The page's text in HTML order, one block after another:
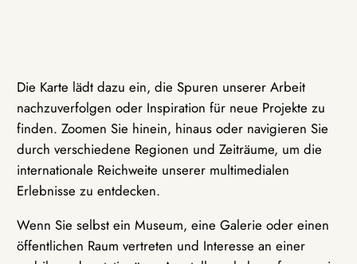
Die Karte lädt dazu ein, die Spuren unserer Arbeit
nachzuverfolgen oder Inspiration für neue Projekte zu
finden. Zoomen Sie hinein, hinaus oder navigieren Sie
durch verschiedene Regionen und Zeiträume, um die
internationale Reichweite unserer multimedialen
Erlebnisse zu entdecken.
Wenn Sie selbst ein Museum, eine Galerie oder einen
öffentlichen Raum vertreten und Interesse an einer